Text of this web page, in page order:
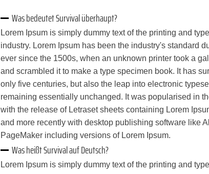
Was bedeutet Survival überhaupt?
Lorem Ipsum is simply dummy text of the printing and
industry. Lorem Ipsum has been the industry's standard
ever since the 1500s, when an unknown printer took a
and scrambled it to make a type specimen book. It has
only five centuries, but also the leap into electronic
remaining essentially unchanged. It was popularised in
with the release of Letraset sheets containing Lorem
and more recently with desktop publishing software like
PageMaker including versions of Lorem Ipsum.
Was heißt Survival auf Deutsch?
Lorem Ipsum is simply dummy text of the printing and